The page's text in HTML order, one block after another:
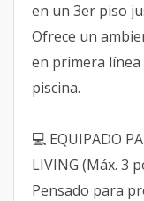
en un 3er piso
Ofrece un
en primera línea
piscina.
💻 EQUIPADO
LIVING (Máx. 3
Pensado para